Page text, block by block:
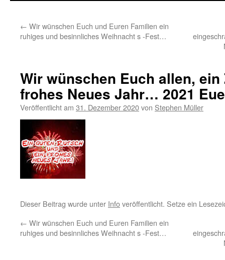
← Wir wünschen Euch und Euren Familien ein
ruhiges und besinnliches Weihnacht s -Fest…
Wir wünschen Euch allen,
frohes Neues Jahr… 2021
Veröffentlicht am 31. Dezember 2020von Stephen Müller
Dieser Beitrag wurde unter Infoveröffentlicht. Setze ein
← Wir wünschen Euch und Euren Familien ein
ruhiges und besinnliches Weihnacht s -Fest…